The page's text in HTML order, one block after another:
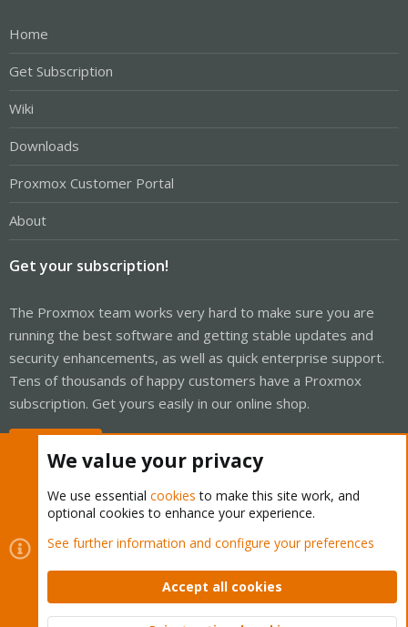
Home
Get Subscription
Wiki
Downloads
Proxmox Customer Portal
About
Get your subscription!
The Proxmox team works very hard to make sure you are
running the best software and getting stable updates and
security enhancements, as well as quick enterprise support.
Tens of thousands of happy customers have a Proxmox
subscription. Get yours easily in our online shop.
Cookies
Proxmox Support Forum - Light Mode
Contact us
Terms and rules Privacy policy Help Home
Community platform by XenForo © 2010-2026 XenForo Ltd.
We value your privacy
We use essential cookies to make this site work, and
optional cookies to enhance your experience.
See further information and configure your preferences
Accept all cookies